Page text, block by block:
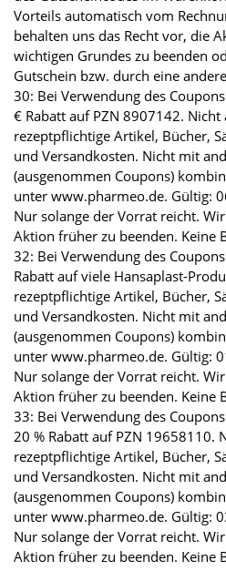
Vorteils automatisch vom
behalten uns das Recht vor, die
wichtigen Grundes zu beenden
Gutschein bzw. durch eine
30: Bei Verwendung des
€ Rabatt auf PZN 8907142.
rezeptpflichtige Artikel, Bücher,
und Versandkosten. Nicht mit
(ausgenommen Coupons)
unter www.pharmeo.de. Gültig:
Nur solange der Vorrat reicht.
Aktion früher zu beenden. Keine
32: Bei Verwendung des
Rabatt auf viele Hansaplast-
rezeptpflichtige Artikel, Bücher,
und Versandkosten. Nicht mit
(ausgenommen Coupons)
unter www.pharmeo.de. Gültig:
Nur solange der Vorrat reicht.
Aktion früher zu beenden. Keine
33: Bei Verwendung des
20 % Rabatt auf PZN 19658110.
rezeptpflichtige Artikel, Bücher,
und Versandkosten. Nicht mit
(ausgenommen Coupons)
unter www.pharmeo.de. Gültig:
Nur solange der Vorrat reicht.
Aktion früher zu beenden. Keine